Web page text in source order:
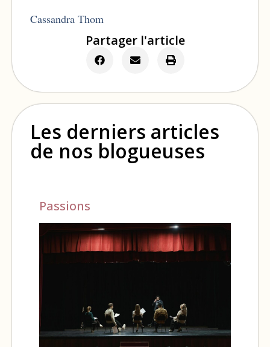
Cassandra Thom
Partager l'article
Les derniers articles
de nos blogueuses
Passions